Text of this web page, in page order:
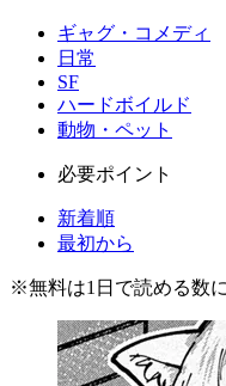
ギャグ・コメディ
日常
SF
ハードボイルド
動物・ペット
必要ポイント
新着順
最初から
※無料は1日で読める数